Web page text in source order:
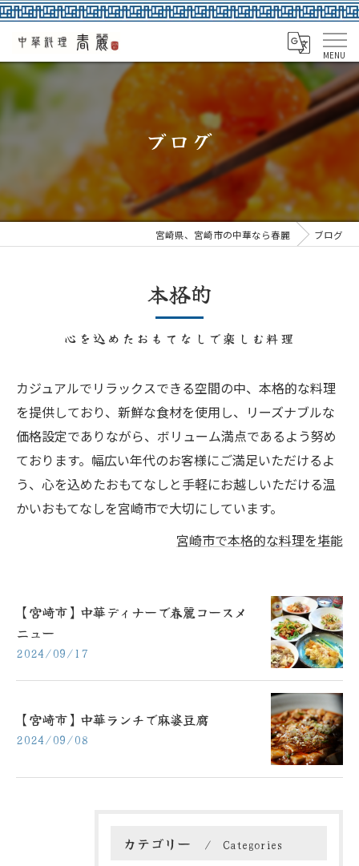
ブログ
宮崎県、宮崎市の中華なら春麗 ブログ
本格的
心を込めたおもてなしで楽しむ料理
カジュアルでリラックスできる空間の中、本格的な料理
を提供しており、新鮮な食材を使用し、リーズナブルな
価格設定でありながら、ボリューム満点であるよう努め
ております。幅広い年代のお客様にご満足いただけるよ
う、心を込めたおもてなしと手軽にお越しいただける温
かいおもてなしを宮崎市で大切にしています。
宮崎市で本格的な料理を堪能
【宮崎市】中華ディナーで春麗コースメ
ニュー
2024/09/17
【宮崎市】中華ランチで麻婆豆腐
2024/09/08
カテゴリー Categories